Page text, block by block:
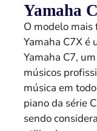
Yamaha
O modelo mais
Yamaha C7X é
Yamaha C7,
músicos
música em
piano da série
sendo